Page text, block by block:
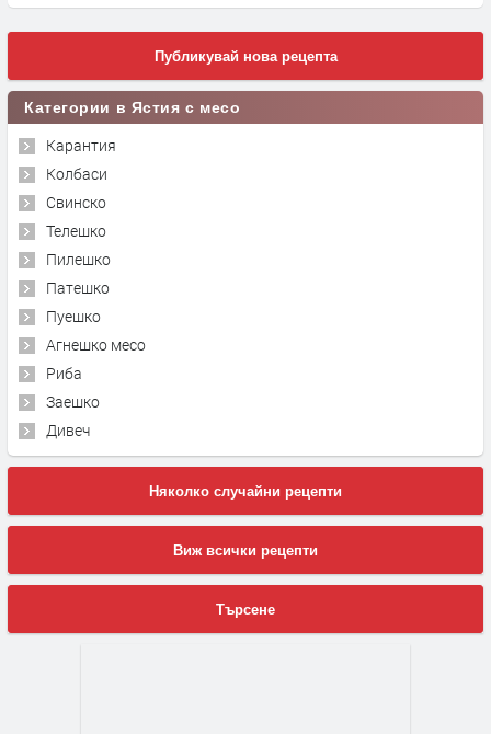
Публикувай нова рецепта
Категории в Ястия с месо
Карантия
Колбаси
Свинско
Телешко
Пилешко
Патешко
Пуешко
Агнешко месо
Риба
Заешко
Дивеч
Няколко случайни рецепти
Виж всички рецепти
Търсене